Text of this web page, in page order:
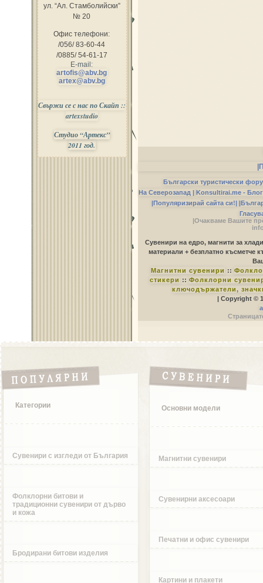
ул. “Ал. Стамболийски”
№ 20
Офис телефони:
/056/ 83-60-44
/0885/ 54-61-17
E-mail:
artofis@abv.bg
artex@abv.bg
Свържи се с нас по Скайп ::
artexstudio
Студио “Артекс”
2011 год.
Български туристически
На Северозапад | Konsultirai.me -
|Популяризирай сайта си!|
|Очакваме Вашите
Сувенири на едро, магнити за
материали + безплатно късметче
Магнитни сувенири ::
стикери :: Фолклорни
ключодържатели,
| Copyright ©
Категории
Сувенири с изгледи от България
Фолклорни битови и
традиционни сувенири от дърво
и кожа
Бродирани битови изделия
Основни модели
Магнитни сувенири
Сувенирни аксесоари
Печатни и офис сувенири
Картини и плакети